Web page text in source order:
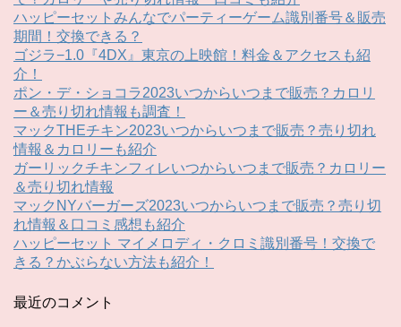
ハッピーセットみんなでパーティーゲーム識別番号＆販売
期間！交換できる？
ゴジラ−1.0『4DX』東京の上映館！料金＆アクセスも紹
介！
ポン・デ・ショコラ2023いつからいつまで販売？カロリ
ー＆売り切れ情報も調査！
マックTHEチキン2023いつからいつまで販売？売り切れ
情報＆カロリーも紹介
ガーリックチキンフィレいつからいつまで販売？カロリー
＆売り切れ情報
マックNYバーガーズ2023いつからいつまで販売？売り切
れ情報＆口コミ感想も紹介
ハッピーセット マイメロディ・クロミ識別番号！交換で
きる？かぶらない方法も紹介！
最近のコメント